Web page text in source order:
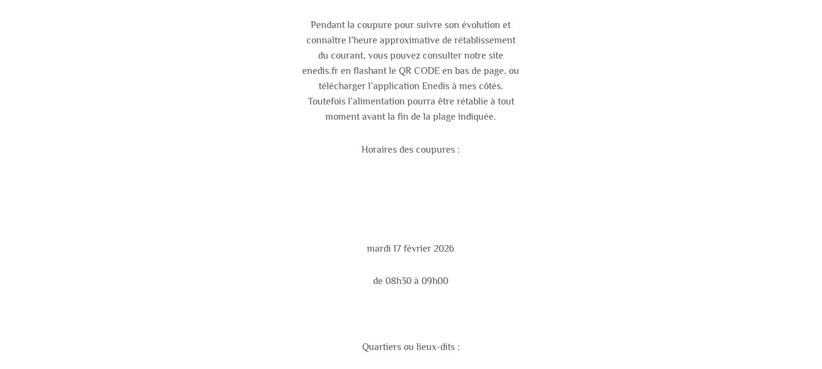
Pendant la coupure pour suivre son évolution et
connaître l’heure approximative de rétablissement
du courant, vous pouvez consulter notre site
enedis.fr en flashant le QR CODE en bas de page, ou
télécharger l’application Enedis à mes côtés.
Toutefois l’alimentation pourra être rétablie à tout
moment avant la fin de la plage indiquée.
Horaires des coupures :
mardi 17 février 2026
de 08h30 à 09h00
Quartiers ou lieux-dits :